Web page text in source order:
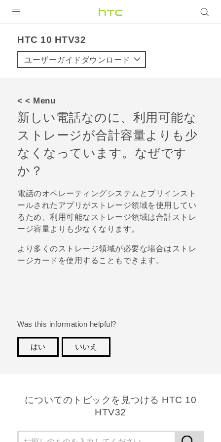
VIVE
VIVERSE
アプリ
サポート
Login
HTC 10 HTV32‎
ユーザーガイドダウンロード
< < Menu
新しい電話なのに、利用可能な
ストレージが合計容量よりも少
なくなっています。なぜです
か？
電話のオペレーティングシステムとプリインスト
ールされたアプリがストレージ領域を使用してい
るため、利用可能なストレージ領域は合計ストレ
ージ容量よりも少なくなります。
より多くのストレージ領域が必要な場合はストレ
ージカードを使用することもできます。
Was this information helpful?
はい
いいえ
についてのトピックを見つける HTC 10
HTV32